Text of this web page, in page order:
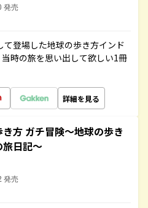
発売
登場した地球の歩き方インド
時の旅を思い出して欲しい1冊
詳細を見る
方 ガチ冒険～地球の歩き
日記～
発売